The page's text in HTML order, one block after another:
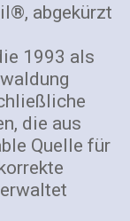
abgekürzt
1993 als
die aus
Quelle für